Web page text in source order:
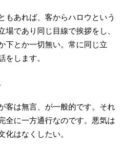
もあれば、客からハロウという
場であり同じ目線で挨拶をし、
下とか一切無い。常に同じ立
をします。
客は無言、が一般的です。それ
全に一方通行なのです。悪気は
化はなくしたい。